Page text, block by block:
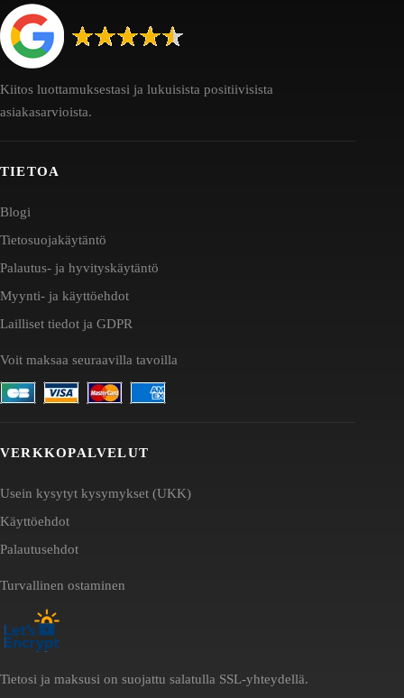
Kiitos luottamuksestasi ja lukuisista positiivisista
asiakasarvioista.
TIETOA
Blogi
Tietosuojakäytäntö
Palautus- ja hyvityskäytäntö
Myynti- ja käyttöehdot
Lailliset tiedot ja GDPR
Voit maksaa seuraavilla tavoilla
VERKKOPALVELUT
Usein kysytyt kysymykset (UKK)
Käyttöehdot
Palautusehdot
Turvallinen ostaminen
Tietosi ja maksusi on suojattu salatulla SSL-yhteydellä.